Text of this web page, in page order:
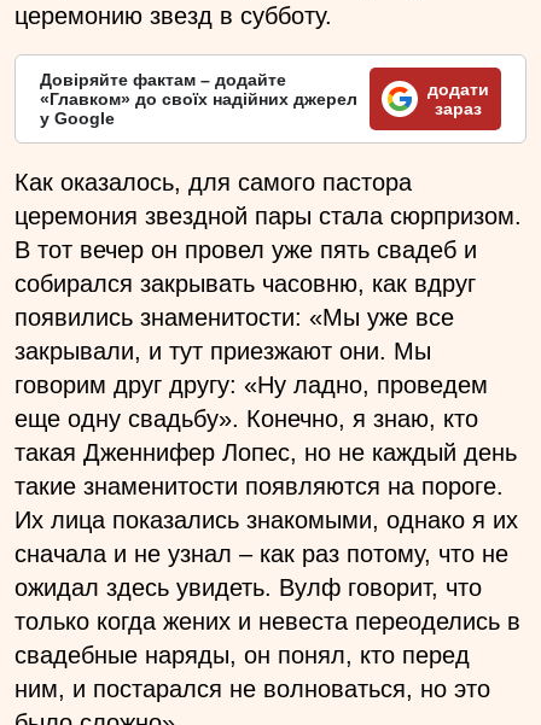
церемонию звезд в субботу.
Довіряйте фактам – додайте
«Главком» до своїх надійних джерел
у Google
додати
зараз
Как оказалось, для самого пастора
церемония звездной пары стала сюрпризом.
В тот вечер он провел уже пять свадеб и
собирался закрывать часовню, как вдруг
появились знаменитости: «Мы уже все
закрывали, и тут приезжают они. Мы
говорим друг другу: «Ну ладно, проведем
еще одну свадьбу». Конечно, я знаю, кто
такая Дженнифер Лопес, но не каждый день
такие знаменитости появляются на пороге.
Их лица показались знакомыми, однако я их
сначала и не узнал – как раз потому, что не
ожидал здесь увидеть. Вулф говорит, что
только когда жених и невеста переоделись в
свадебные наряды, он понял, кто перед
ним, и постарался не волноваться, но это